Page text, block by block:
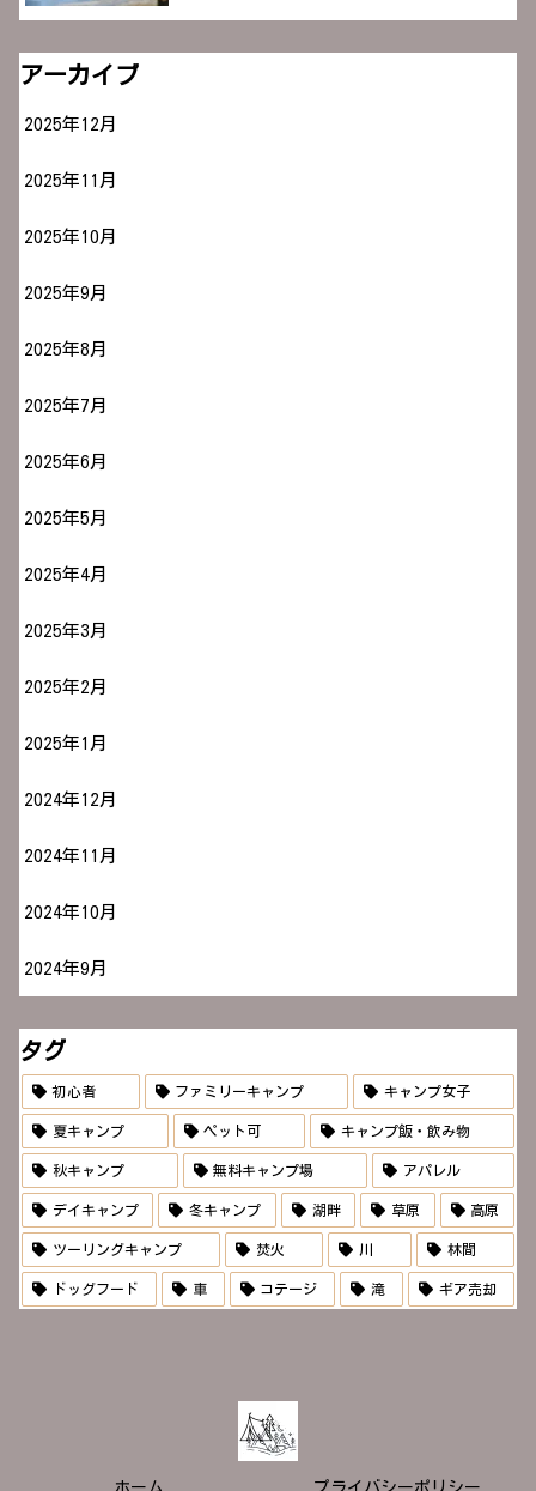
アーカイブ
2025年12月
2025年11月
2025年10月
2025年9月
2025年8月
2025年7月
2025年6月
2025年5月
2025年4月
2025年3月
2025年2月
2025年1月
2024年12月
2024年11月
2024年10月
2024年9月
タグ
初心者 ファミリーキャンプ キャンプ女子
夏キャンプ ペット可 キャンプ飯・飲み物
秋キャンプ 無料キャンプ場 アパレル
デイキャンプ 冬キャンプ 湖畔 草原 高原
ツーリングキャンプ 焚火 川 林間
ドッグフード 車 コテージ 滝 ギア売却
ホーム プライバシーポリシー